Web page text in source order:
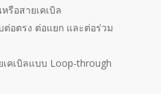
รือสายเคเบิล
ต่อตรง ต่อแยก และต่อร่วม
คเบิลแบบ Loop-through